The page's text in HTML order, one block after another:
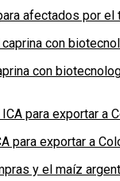
afectados por el
con
para exportar a